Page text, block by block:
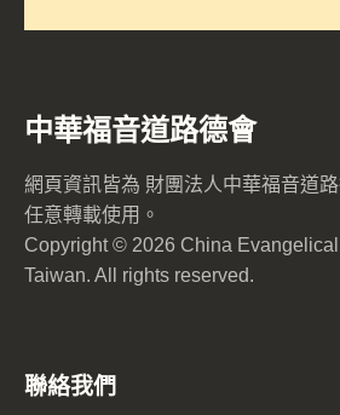
中華福音道路德會
網頁資訊皆為 財團法人中華福音道
任意轉載使用。
Copyright © 2026 China
Taiwan. All rights reserved.
聯絡我們